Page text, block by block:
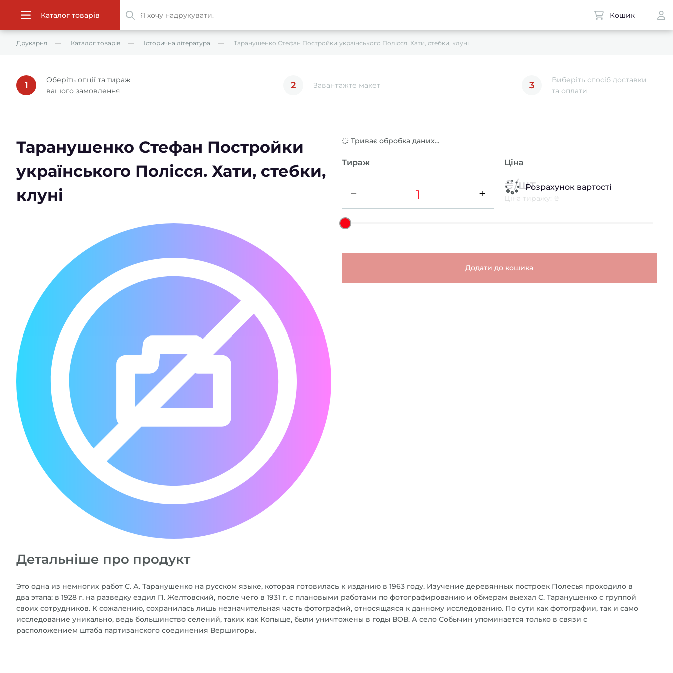
Каталог товарів Кошик
Друкарня Каталог товарів Історична література Таранушенко Стефан Постройки українського Полісся. Хати, стебки, клуні
1
Оберіть опції та тираж
вашого замовлення
2 Завантажте макет 3
Виберіть спосіб доставки
та оплати
Таранушенко Стефан Постройки
українського Полісся. Хати, стебки,
клуні
Триває обробка даних...
Тираж
− +
Ціна
Розрахунок вартості
₴/шт
Ціна тиражу: ₴
Додати до кошика
Детальніше про продукт
Это одна из немногих работ С. А. Таранушенко на русском языке, которая готовилась к изданию в 1963 году. Изучение деревянных построек Полесья проходило в
два этапа: в 1928 г. на разведку ездил П. Желтовский, после чего в 1931 г. с плановыми работами по фотографированию и обмерам выехал С. Таранушенко с группой
своих сотрудников. К сожалению, сохранилась лишь незначительная часть фотографий, относящаяся к данному исследованию. По сути как фотографии, так и само
исследование уникально, ведь большинство селений, таких как Копыще, были уничтожены в годы ВОВ. А село Собычин упоминается только в связи с
расположением штаба партизанского соединения Вершигоры.